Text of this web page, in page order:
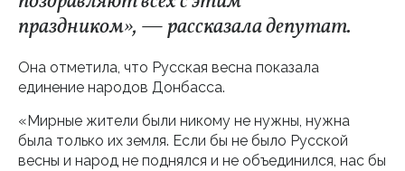
праздником», — рассказала депутат.
Она отметила, что Русская весна показала
единение народов Донбасса.
«Мирные жители были никому не нужны, нужна
была только их земля. Если бы не было Русской
весны и народ не поднялся и не объединился, нас бы